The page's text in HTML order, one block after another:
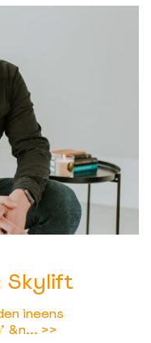
Skylift
ineens
&n... >>